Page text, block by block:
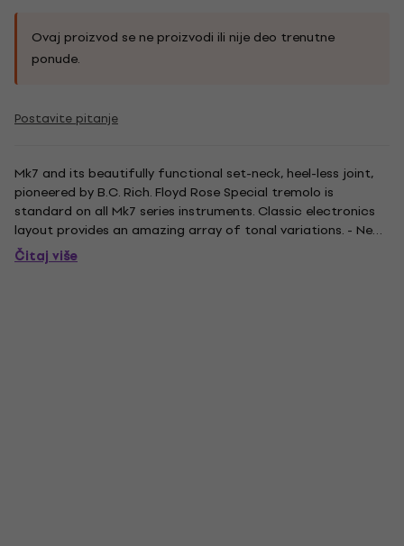
Ovaj proizvod se ne proizvodi ili nije deo trenutne
ponude.
Postavite pitanje
Mk7 and its beautifully functional set-neck, heel-less joint,
pioneered by B.C. Rich. Floyd Rose Special tremolo is
standard on all Mk7 series instruments. Classic electronics
layout provides an amazing array of tonal variations. - Neck
type: Mahogany 3-ply - Body: Mahogany - Top: Quilted Maple
- Fretboard: Rosewood - Fret: 24 frets - Nut width:...
Čitaj više